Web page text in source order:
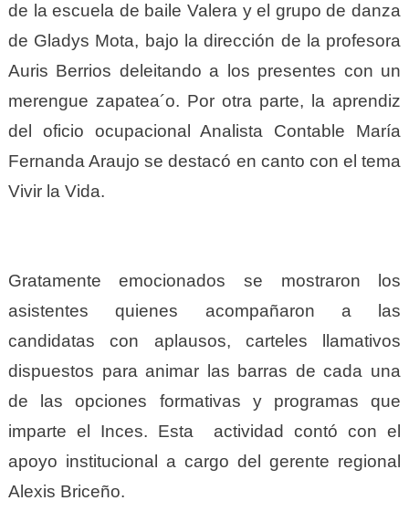
de la escuela de baile Valera y el grupo de danza
de Gladys Mota, bajo la dirección de la profesora
Auris Berrios deleitando a los presentes con un
merengue zapatea´o. Por otra parte, la aprendiz
del oficio ocupacional Analista Contable María
Fernanda Araujo se destacó en canto con el tema
Vivir la Vida.
Gratamente emocionados se mostraron los
asistentes quienes acompañaron a las
candidatas con aplausos, carteles llamativos
dispuestos para animar las barras de cada una
de las opciones formativas y programas que
imparte el Inces. Esta actividad contó con el
apoyo institucional a cargo del gerente regional
Alexis Briceño.